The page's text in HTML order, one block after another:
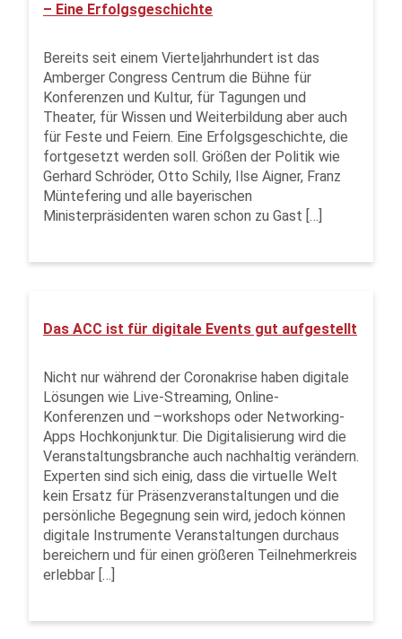
– Eine Erfolgsgeschichte
Bereits seit einem Vierteljahrhundert ist das
Amberger Congress Centrum die Bühne für
Konferenzen und Kultur, für Tagungen und
Theater, für Wissen und Weiterbildung aber auch
für Feste und Feiern. Eine Erfolgsgeschichte, die
fortgesetzt werden soll. Größen der Politik wie
Gerhard Schröder, Otto Schily, Ilse Aigner, Franz
Müntefering und alle bayerischen
Ministerpräsidenten waren schon zu Gast […]
Das ACC ist für digitale Events gut aufgestellt
Nicht nur während der Coronakrise haben digitale
Lösungen wie Live-Streaming, Online-
Konferenzen und –workshops oder Networking-
Apps Hochkonjunktur. Die Digitalisierung wird die
Veranstaltungsbranche auch nachhaltig verändern.
Experten sind sich einig, dass die virtuelle Welt
kein Ersatz für Präsenzveranstaltungen und die
persönliche Begegnung sein wird, jedoch können
digitale Instrumente Veranstaltungen durchaus
bereichern und für einen größeren Teilnehmerkreis
erlebbar […]